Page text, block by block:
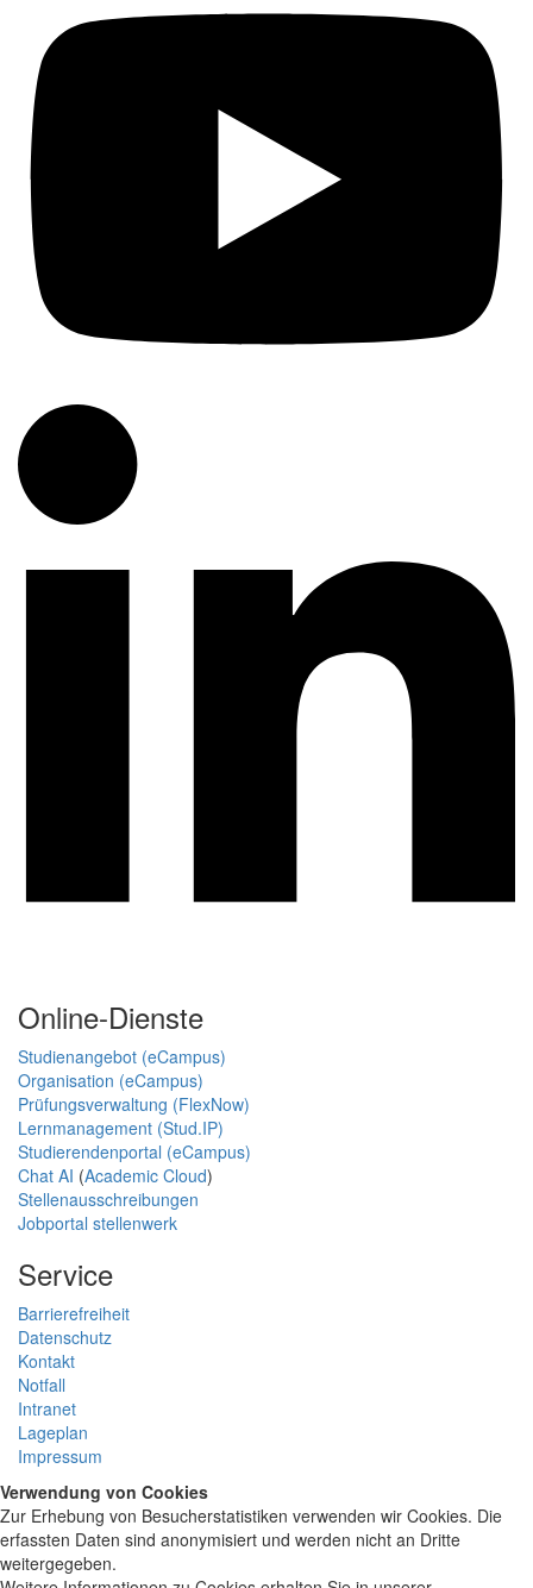
Online-Dienste
Studienangebot (eCampus)
Organisation (eCampus)
Prüfungsverwaltung (FlexNow)
Lernmanagement (Stud.IP)
Studierendenportal (eCampus)
Chat AI (Academic Cloud)
Stellenausschreibungen
Jobportal stellenwerk
Service
Barrierefreiheit
Datenschutz
Kontakt
Notfall
Intranet
Lageplan
Impressum
Verwendung von Cookies
Zur Erhebung von Besucherstatistiken verwenden wir Cookies. Die
erfassten Daten sind anonymisiert und werden nicht an Dritte
weitergegeben.